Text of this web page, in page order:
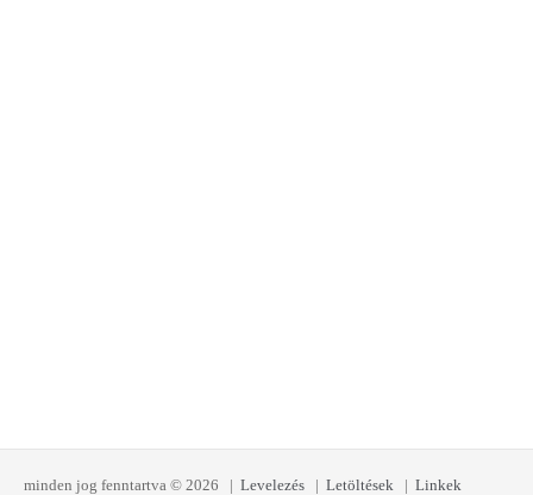
minden jog fenntartva © 2026 | Levelezés | Letöltések | Linkek